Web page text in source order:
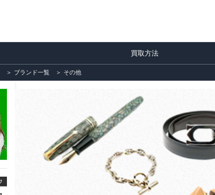
買取方法
＞ ブランド一覧 ＞ その他